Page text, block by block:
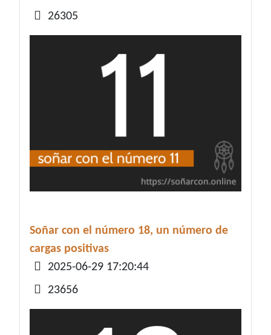
26305
Soñar con el número 18, un número de
cargas positivas
Detalles
2025-06-29 17:20:44
23656